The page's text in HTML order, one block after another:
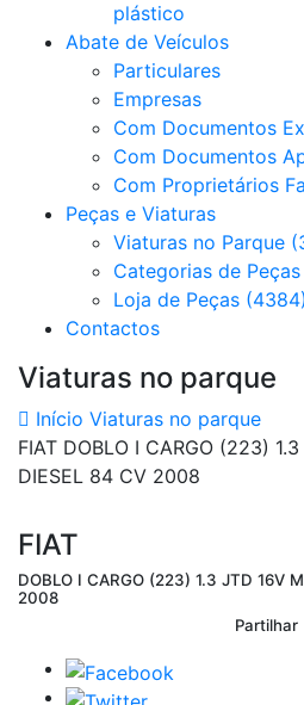
plástico
Abate de Veículos
Particulares
Empresas
Com Documentos
Com Documentos
Com Proprietários
Peças e Viaturas
Viaturas no Parque
Categorias de Peças
Loja de Peças (4384)
Contactos
Viaturas no parque
Início Viaturas no parque
FIAT DOBLO I CARGO (223)
DIESEL 84 CV 2008
FIAT
DOBLO I CARGO (223) 1.3 JTD 16V
2008
Partilhar